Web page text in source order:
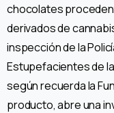
chocolates
derivados de
inspección de la
Estupefacientes de la
según recuerda la
producto, abre una